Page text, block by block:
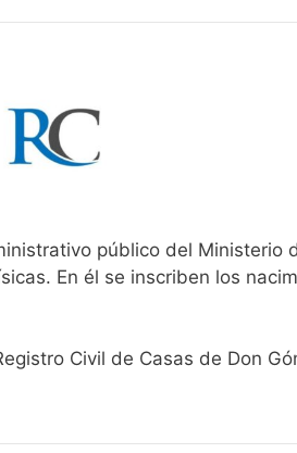
público del Ministerio
En él se inscriben los
Civil de Casas de Don